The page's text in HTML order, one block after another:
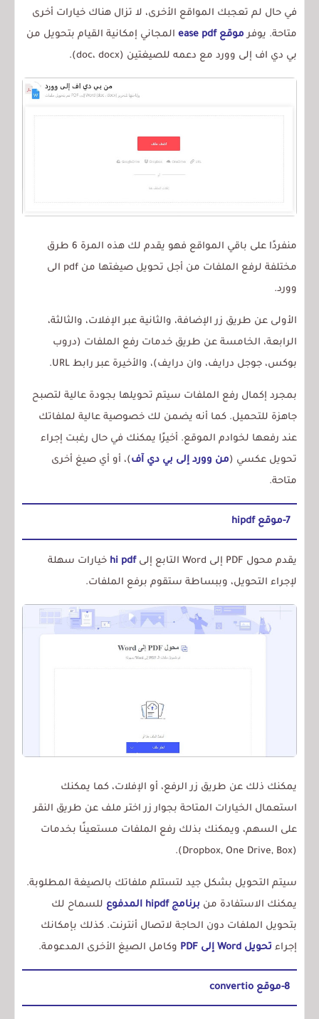
في حال لم تعجبك المواقع الأخرى، لا تزال هناك خيارات أخرى
متاحة. يوفر موقع ease pdf
المجاني إمكانية القيام بتحويل من
بي دي اف إلى وورد مع دعمه للصيغتين (doc، docx).
منفردًا على باقي المواقع فهو يقدم لك هذه المرة 6 طرق
مختلفة لرفع الملفات من أجل تحويل صيغتها من pdf الى
وورد.
الأولى عن طريق زر الإضافة، والثانية عبر الإفلات، والثالثة،
الرابعة، الخامسة عن طريق خدمات رفع الملفات (دروب
بوكس، جوجل درايف، وان درايف)، والأخيرة عبر رابط URL.
بمجرد إكمال رفع الملفات سيتم تحويلها بجودة عالية لتصبح
جاهزة للتحميل. كما أنه يضمن لك خصوصية عالية لملفاتك
عند رفعها لخوادم الموقع. أخيرًا يمكنك في حال رغبت إجراء
تحويل عكسي (من وورد إلى بي دي آف )، أو أي صيغ أخرى
متاحة.
7-موقع hipdf
يقدم محول PDF إلى Word التابع إلى hi pdf خيارات سهلة
لإجراء التحويل، وببساطة ستقوم برفع الملفات.
يمكنك ذلك عن طريق زر الرفع، أو الإفلات، كما يمكنك
استعمال الخيارات المتاحة بجوار زر اختر ملف عن طريق النقر
على السهم، ويمكنك بذلك رفع الملفات مستعينًا بخدمات
(Dropbox, One Drive, Box).
سيتم التحويل بشكل جيد لتستلم ملفاتك بالصيغة المطلوبة.
يمكنك الاستفادة من برنامج hipdf المدفوع
للسماح لك
بتحويل الملفات دون الحاجة لاتصال أنترنت. كذلك بإمكانك
إجراء تحويل Word إلى PDF وكامل الصيغ الأخرى المدعومة.
8-موقع convertio